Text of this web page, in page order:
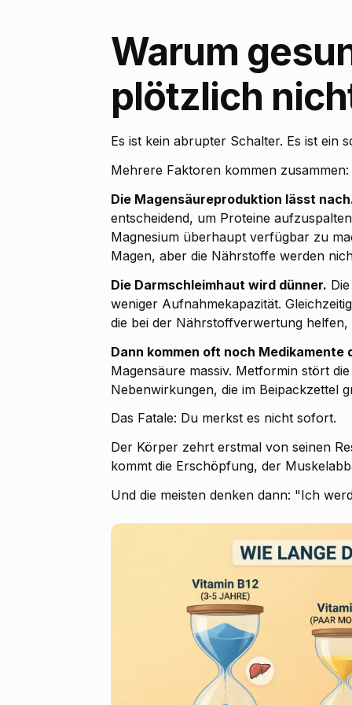
Warum
plötzlich
Es ist kein abrupter Schalter. Es ist ein
Mehrere Faktoren kommen zusammen:
Die Magensäureproduktion lässt
entscheidend, um Proteine
Magnesium überhaupt verfügbar zu
Magen, aber die Nährstoffe werden
Die Darmschleimhaut wird dünner.
weniger Aufnahmekapazität.
die bei der Nährstoffverwertung helfen,
Dann kommen oft noch Medikamente
Magensäure massiv. Metformin stört
Nebenwirkungen, die im Beipackzettel
Das Fatale: Du merkst es nicht sofort.
Der Körper zehrt erstmal von seinen
kommt die Erschöpfung, der
Und die meisten denken dann: "Ich